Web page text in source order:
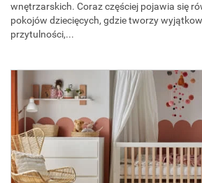
wnętrzarskich. Coraz częściej pojawia się
pokojów dziecięcych, gdzie tworzy
przytulności,...